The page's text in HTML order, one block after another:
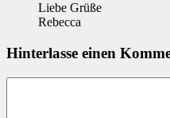
Liebe Grüße
Rebecca
Hinterlasse einen